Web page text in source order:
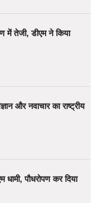
तेजी, डीएम ने किया
और नवाचार का राष्ट्रीय
धामी, पौधरोपण कर दिया